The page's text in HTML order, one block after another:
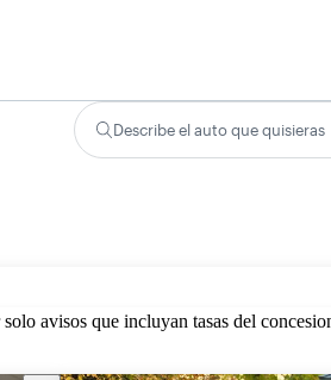
Describe el auto que quisieras
avisos que incluyan tasas del